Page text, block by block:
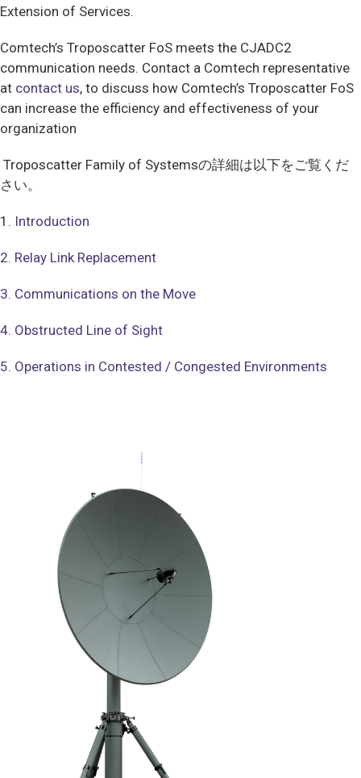
Extension of Services.
Comtech’s Troposcatter FoS meets the CJADC2
communication needs. Contact a Comtech representative
at contact us, to discuss how Comtech’s Troposcatter FoS
can increase the efficiency and effectiveness of your
organization
Troposcatter Family of Systemsの詳細は以下をご覧くだ
さい。
1. Introduction
2. Relay Link Replacement
3. Communications on the Move
4. Obstructed Line of Sight
5. Operations in Contested / Congested Environments